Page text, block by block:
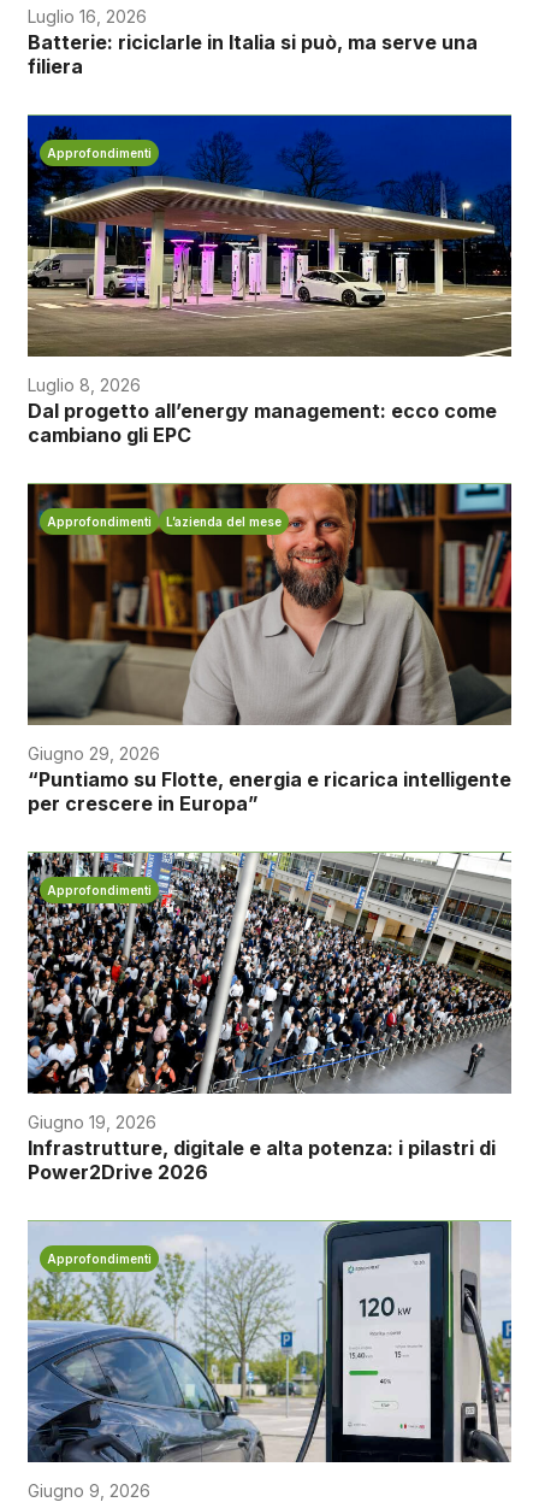
Luglio 16, 2026
Batterie: riciclarle in Italia si può, ma serve una
filiera
Approfondimenti
Luglio 8, 2026
Dal progetto all’energy management: ecco come
cambiano gli EPC
Approfondimenti L’azienda del mese
Giugno 29, 2026
“Puntiamo su Flotte, energia e ricarica intelligente
per crescere in Europa”
Approfondimenti
Giugno 19, 2026
Infrastrutture, digitale e alta potenza: i pilastri di
Power2Drive 2026
Approfondimenti
Giugno 9, 2026